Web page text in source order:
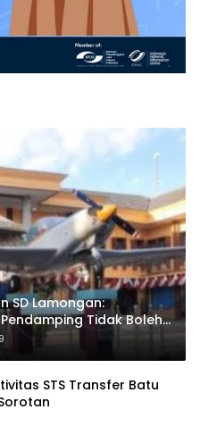
SD Lamongan:
Tidak Boleh
STS Transfer Batu